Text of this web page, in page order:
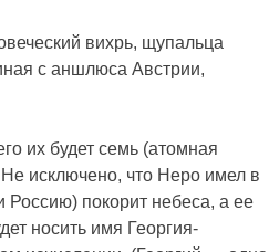
вихрь, щупальца
с аншлюса Австрии,
их будет семь (атомная
исключено, что Неро имел в
Россию) покорит небеса, а ее
носить имя Георгия-